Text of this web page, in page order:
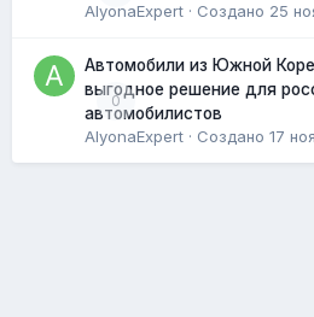
AlyonaExpert · Создано 25
0
Автомобили из Южной
выгодное решение для
автомобилистов
AlyonaExpert · Создано 17